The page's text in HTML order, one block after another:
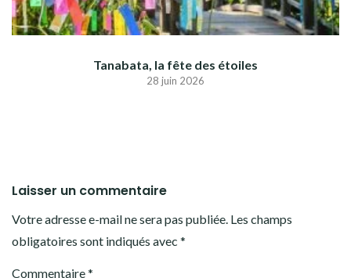
Tanabata, la fête des étoiles
28 juin 2026
Laisser un commentaire
Votre adresse e-mail ne sera pas publiée. Les champs
obligatoires sont indiqués avec *
Commentaire*